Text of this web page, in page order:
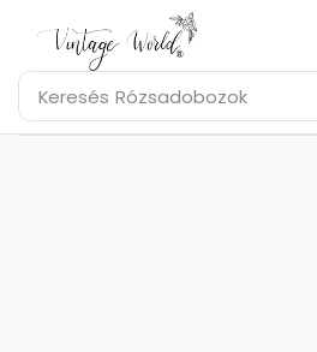
Keresés Rózsadobozok